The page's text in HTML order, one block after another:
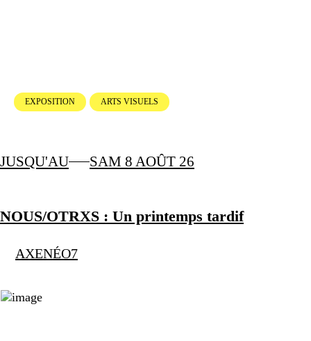
EXPOSITION ARTS VISUELS
JUSQU'AU SAM 8 AOÛT 26
NOUS/OTRXS : Un printemps tardif
AXENÉO7